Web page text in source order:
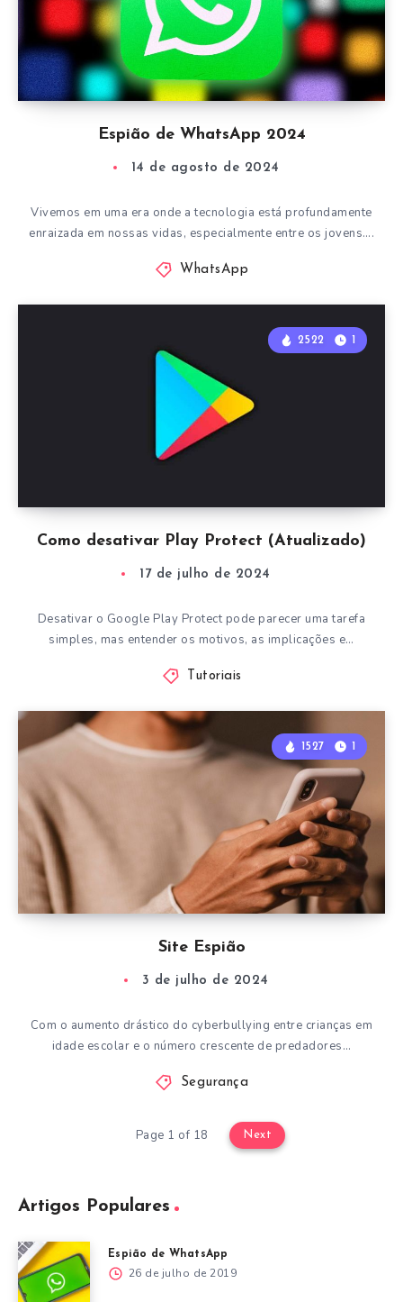
Espião de WhatsApp 2024
14 de agosto de 2024
Vivemos em uma era onde a tecnologia está profundamente
enraizada em nossas vidas, especialmente entre os jovens….
WhatsApp
Como desativar Play Protect (Atualizado)
2522 1
17 de julho de 2024
Desativar o Google Play Protect pode parecer uma tarefa
simples, mas entender os motivos, as implicações e…
Tutoriais
Site Espião
1527 1
3 de julho de 2024
Com o aumento drástico do cyberbullying entre crianças em
idade escolar e o número crescente de predadores…
Segurança
Page 1 of 18 Next
Artigos Populares
Espião de WhatsApp
26 de julho de 2019